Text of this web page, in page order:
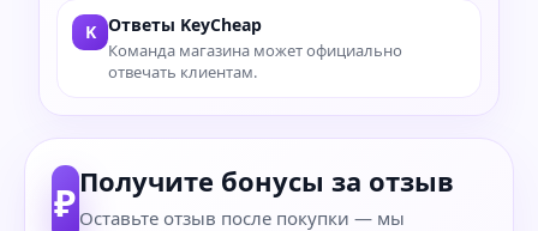
K Ответы KeyCheap
Команда магазина может официально
отвечать клиентам.
₽Получите бонусы за отзыв
Оставьте отзыв после покупки — мы